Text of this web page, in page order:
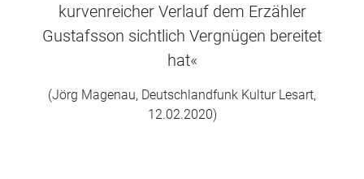
kurvenreicher Verlauf dem Erzähler
Gustafsson sichtlich Vergnügen bereitet
hat«
(Jörg Magenau, Deutschlandfunk Kultur Lesart,
12.02.2020)